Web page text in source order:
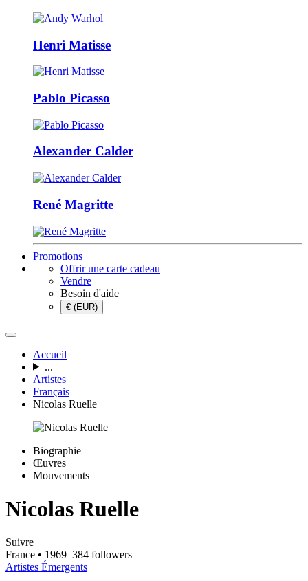
Henri Matisse
Pablo Picasso
Alexander Calder
René Magritte
Promotions
Offrir une carte cadeau
Vendre
Besoin d'aide
€ (EUR)
Accueil
...
Artistes
Français
Nicolas Ruelle
Biographie
Œuvres
Mouvements
Nicolas Ruelle
Suivre
France • 1969 384 followers
Artistes Émergents